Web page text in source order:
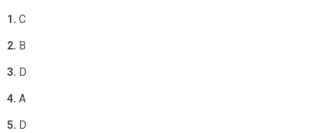
1. C
2. B
3. D
4. A
5. D